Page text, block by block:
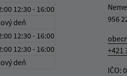
12:30 - 16:00
deň
12:30 - 16:00
12:30 - 16:00
deň
956
+421
IČO: